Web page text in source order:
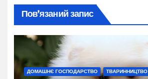
Пов’язаний запис
ДОМАШНЄ ГОСПОДАРСТВО ТВАРИННИЦТВО